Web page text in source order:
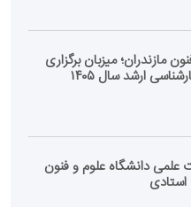
مازندران؛ میزبان برگزاری
ارشد سال ۱۴۰۵
علمی دانشگاه علوم و فنون
استادی